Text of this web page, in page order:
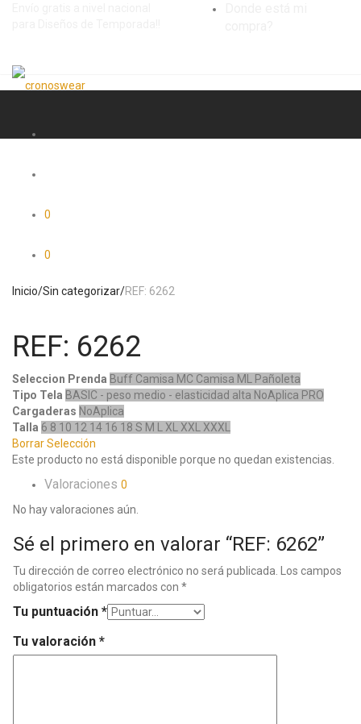
0
0
Inicio/Sin categorizar/REF: 6262
REF: 6262
Seleccion Prenda Buff Camisa MC Camisa ML Pañoleta
Tipo Tela BASIC - peso medio - elasticidad alta NoAplica PRO
Cargaderas NoAplica
Talla 6 8 10 12 14 16 18 S M L XL XXL XXXL
Borrar Selección
Este producto no está disponible porque no quedan existencias.
Valoraciones 0
No hay valoraciones aún.
Sé el primero en valorar “REF: 6262”
Tu dirección de correo electrónico no será publicada. Los campos
obligatorios están marcados con *
Tu puntuación *
Tu valoración *